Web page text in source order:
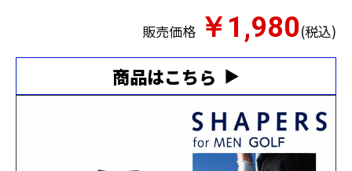
販売価格 ￥1,980(税込)
商品はこちら